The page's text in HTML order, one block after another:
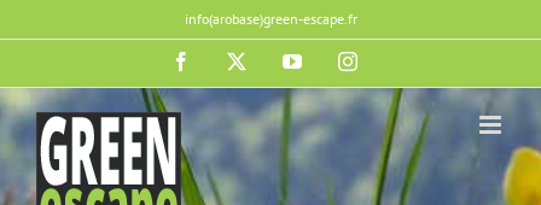
au
info(arobase)green-escape.fr
Facebook YouTubeInstagram